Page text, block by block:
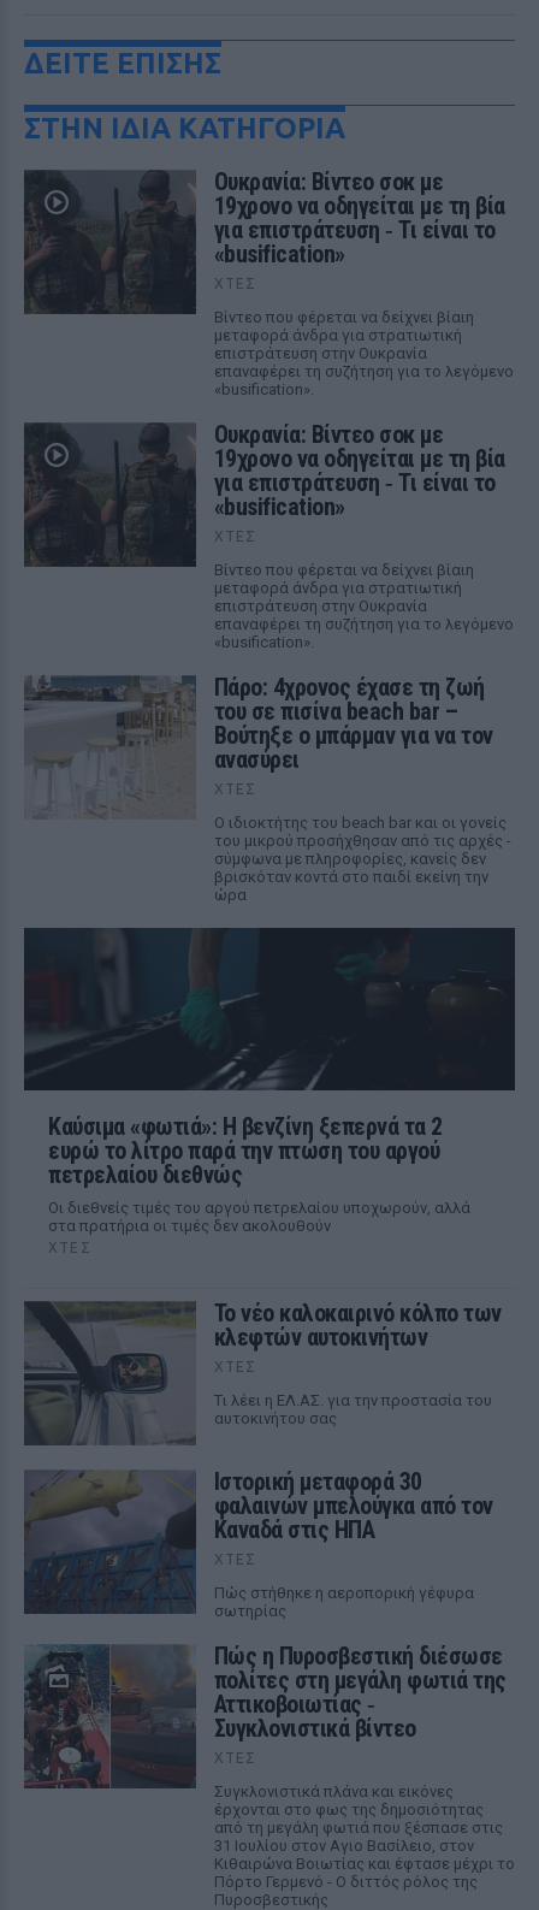
ΔΕΙΤΕ ΕΠΙΣΗΣ
ΣΤΗΝ ΙΔΙΑ ΚΑΤΗΓΟΡΙΑ
Ουκρανία: Βίντεο σοκ με
19χρονο να οδηγείται με τη βία
για επιστράτευση ‑ Τι είναι το
«busification»
ΧΤΕΣ
Βίντεο που φέρεται να δείχνει βίαιη
μεταφορά άνδρα για στρατιωτική
επιστράτευση στην Ουκρανία
επαναφέρει τη συζήτηση για το λεγόμενο
«busification».
Ουκρανία: Βίντεο σοκ με
19χρονο να οδηγείται με τη βία
για επιστράτευση ‑ Τι είναι το
«busification»
ΧΤΕΣ
Βίντεο που φέρεται να δείχνει βίαιη
μεταφορά άνδρα για στρατιωτική
επιστράτευση στην Ουκρανία
επαναφέρει τη συζήτηση για το λεγόμενο
«busification».
Πάρο: 4χρονος έχασε τη ζωή
του σε πισίνα beach bar –
Βούτηξε ο μπάρμαν για να τον
ανασύρει
ΧΤΕΣ
Ο ιδιοκτήτης του beach bar και οι γονείς
του μικρού προσήχθησαν από τις αρχές -
σύμφωνα με πληροφορίες, κανείς δεν
βρισκόταν κοντά στο παιδί εκείνη την
ώρα
Καύσιμα «φωτιά»: Η βενζίνη ξεπερνά τα 2
ευρώ το λίτρο παρά την πτώση του αργού
πετρελαίου διεθνώς
Οι διεθνείς τιμές του αργού πετρελαίου υποχωρούν, αλλά
στα πρατήρια οι τιμές δεν ακολουθούν
ΧΤΕΣ
Το νέο καλοκαιρινό κόλπο των
κλεφτών αυτοκινήτων
ΧΤΕΣ
Tι λέει η ΕΛ.ΑΣ. για την προστασία του
αυτοκινήτου σας
Ιστορική μεταφορά 30
φαλαινών μπελούγκα από τον
Καναδά στις ΗΠΑ
ΧΤΕΣ
Πώς στήθηκε η αεροπορική γέφυρα
σωτηρίας
Πώς η Πυροσβεστική διέσωσε
πολίτες στη μεγάλη φωτιά της
Αττικοβοιωτίας ‑
Συγκλονιστικά βίντεο
ΧΤΕΣ
Συγκλονιστικά πλάνα και εικόνες
έρχονται στο φως της δημοσιότητας
από τη μεγάλη φωτιά που ξέσπασε στις
31 Ιουλίου στον Αγιο Βασίλειο, στον
Κιθαιρώνα Βοιωτίας και έφτασε μέχρι το
Πόρτο Γερμενό - Ο διττός ρόλος της
Πυροσβεστικής